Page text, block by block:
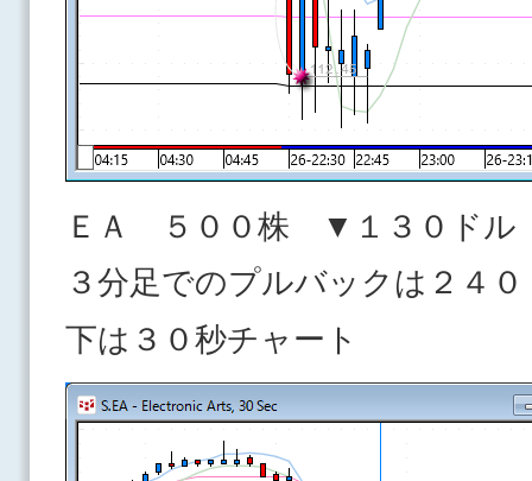
ＥＡ ５００株 ▼１３０ドル
３分足でのプルバックは２４
下は３０秒チャート